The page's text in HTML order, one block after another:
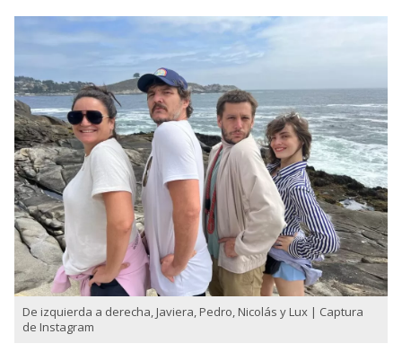
De izquierda a derecha, Javiera, Pedro, Nicolás y Lux | Captura
de Instagram